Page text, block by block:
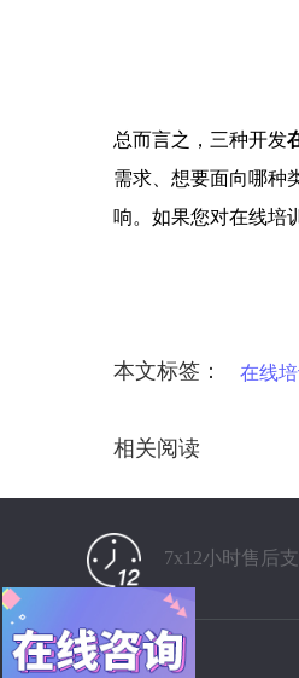
总而言之，三种开发
需求、想要面向哪种
响。如果您对在线培
本文标签： 在线
相关阅读
7x12小时售后